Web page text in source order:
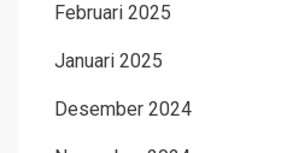
Februari 2025
Januari 2025
Desember 2024